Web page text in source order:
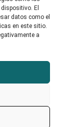
El
datos como el
en este sitio.
a